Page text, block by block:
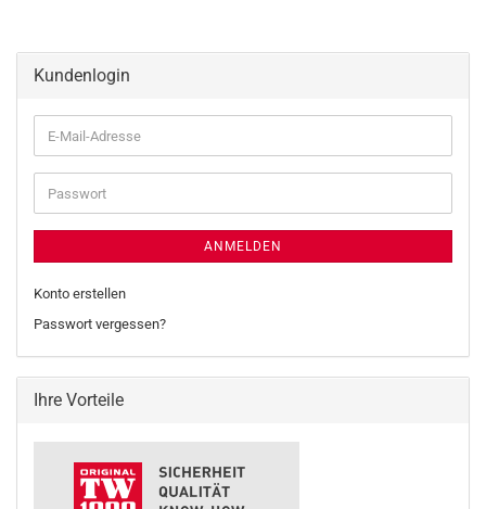
Kundenlogin
E-
Mail-
Adresse
Passwort
ANMELDEN
Konto erstellen
Passwort vergessen?
Ihre Vorteile